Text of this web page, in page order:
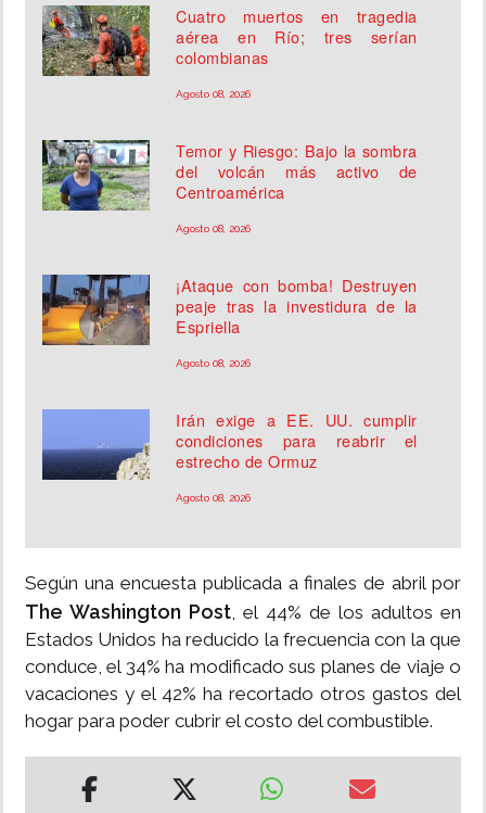
Cuatro muertos en tragedia
aérea en Río; tres serían
colombianas
Agosto 08, 2026
Temor y Riesgo: Bajo la sombra
del volcán más activo de
Centroamérica
Agosto 08, 2026
¡Ataque con bomba! Destruyen
peaje tras la investidura de la
Espriella
Agosto 08, 2026
Irán exige a EE. UU. cumplir
condiciones para reabrir el
estrecho de Ormuz
Agosto 08, 2026
Según una encuesta publicada a finales de abril por
The Washington Post, el 44% de los adultos en
Estados Unidos ha reducido la frecuencia con la que
conduce, el 34% ha modificado sus planes de viaje o
vacaciones y el 42% ha recortado otros gastos del
hogar para poder cubrir el costo del combustible.